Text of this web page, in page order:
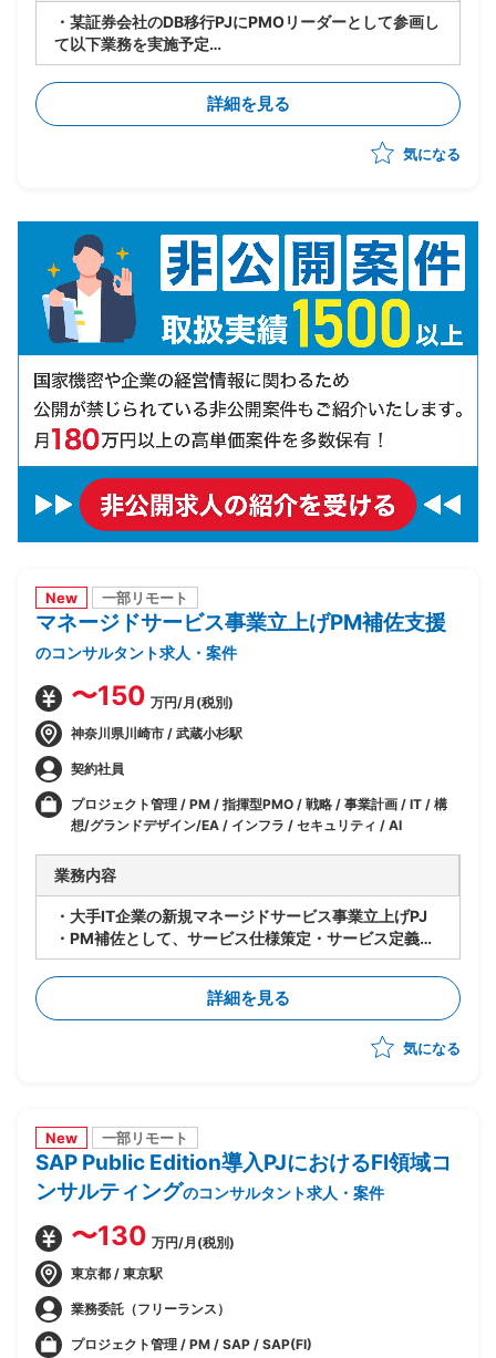
・某証券会社のDB移行PJにPMOリーダーとして参画し
て以下業務を実施予定
-製造/単体テストにおけるBP社検証物の確認・品質担
保
-結合テスト～総合テストで発生する障害の管理・進行
統制
-障害管理台帳の運用/障害解消状況のトラッキング
詳細を見る
気になる
New 一部リモート
マネージドサービス事業立上げPM補佐支援
のコンサルタント求人・案件
〜150 万円/月(税別)
神奈川県川崎市 / 武蔵小杉駅
契約社員
プロジェクト管理 / PM / 指揮型PMO / 戦略 / 事業計画 / IT / 構
想/グランドデザイン/EA / インフラ / セキュリティ / AI
業務内容
・大手IT企業の新規マネージドサービス事業立上げPJ
・PM補佐として、サービス仕様策定・サービス定義・
サービスデザイン等、立上げ全体をリード
・立上げ後はサービス運用のリードを担当しつつメニュ
ー化や顧客アプローチへの参画等、多面的に貢献範囲を
拡大
詳細を見る
気になる
New 一部リモート
SAP Public Edition導入PJにおけるFI領域コ
ンサルティングのコンサルタント求人・案件
〜130 万円/月(税別)
東京都 / 東京駅
業務委託（フリーランス）
プロジェクト管理 / PM / SAP / SAP(FI)